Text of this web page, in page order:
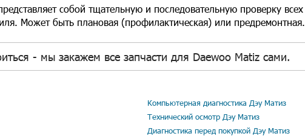
собой тщательную и последовательную проверку всех
Может быть плановая (профилактическая) или предремонтная.
- мы закажем все запчасти для Daewoo Matiz сами.
Компьютерная диагностика Дэу Матиз
Технический осмотр Дэу Матиз
Диагностика перед покупкой Дэу Матиз